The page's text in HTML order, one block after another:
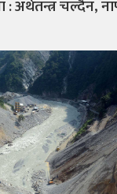
: अर्थतन्त्र चल्दैन,